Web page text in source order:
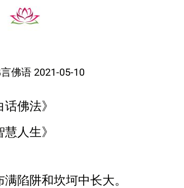
佛语 2021-05-10
话佛法》
慧人生》
陷阱和坎坷中长大。